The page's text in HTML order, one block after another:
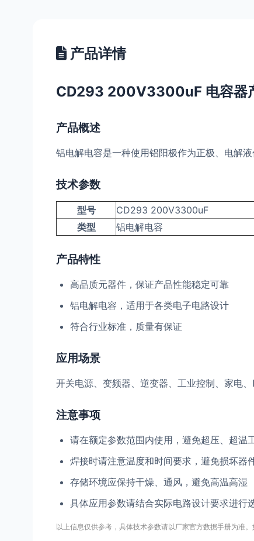
产品详情
CD293 200V3300uF 电容器
产品概述
铝电解电容是一种使用铝阳极作为正极、电解
技术参数
型号
CD293 200V3300uF
类型
铝电解电容
产品特性
高品质元器件，保证产品性能稳定可靠
铝电解电容，适用于各类电子电路设计
符合行业标准，质量有保证
应用场景
开关电源、变频器、逆变器、工业控制、家电
注意事项
请在额定参数范围内使用，避免超压、超温
焊接时请注意温度和时间要求，避免损坏器
存储环境应保持干燥、通风，避免高温高湿
具体应用参数请结合实际电路设计要求进行
以上信息仅供参考，具体技术参数请以厂家官方数据手册为准